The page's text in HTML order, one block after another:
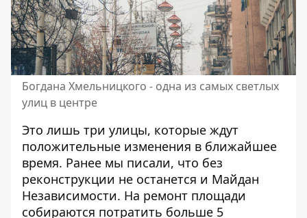
Богдана Хмельницкого - одна из самых светлых
улиц в центре
Это лишь три улицы, которые ждут
положительные изменения в ближайшее
время. Ранее мы писали, что без
реконструкции не останется и Майдан
Независимости. На ремонт площади
собираются потратить больше 5